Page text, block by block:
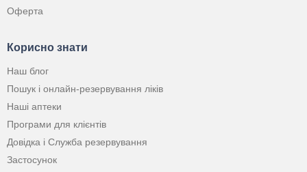
Оферта
Корисно знати
Наш блог
Пошук і онлайн-резервування ліків
Наші аптеки
Програми для клієнтів
Довідка і Служба резервування
Застосунок